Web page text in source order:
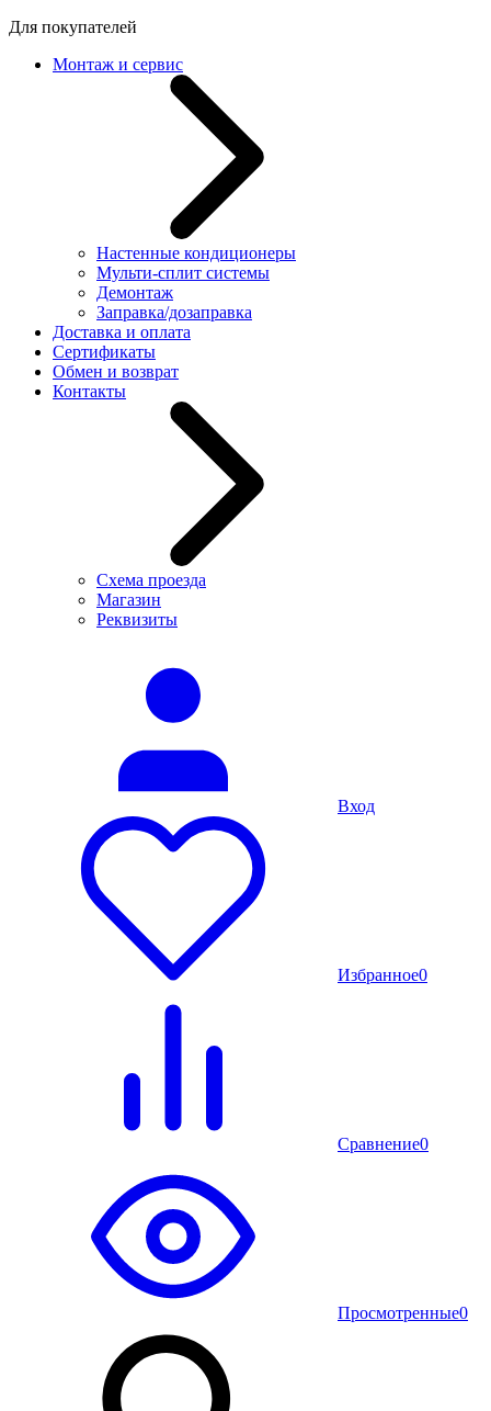
Для покупателей
Монтаж и сервис
Настенные кондиционеры
Мульти-сплит системы
Демонтаж
Заправка/дозаправка
Доставка и оплата
Сертификаты
Обмен и возврат
Контакты
Схема проезда
Магазин
Реквизиты
Вход
Избранное0
Сравнение0
Просмотренные0